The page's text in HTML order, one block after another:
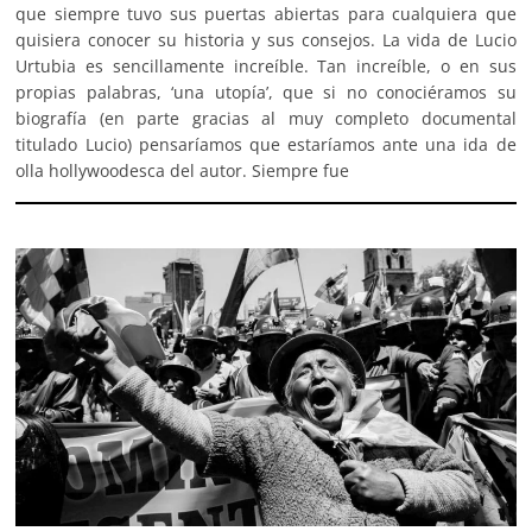
que siempre tuvo sus puertas abiertas para cualquiera que
quisiera conocer su historia y sus consejos. La vida de Lucio
Urtubia es sencillamente increíble. Tan increíble, o en sus
propias palabras, ‘una utopía’, que si no conociéramos su
biografía (en parte gracias al muy completo documental
titulado Lucio) pensaríamos que estaríamos ante una ida de
olla hollywoodesca del autor. Siempre fue